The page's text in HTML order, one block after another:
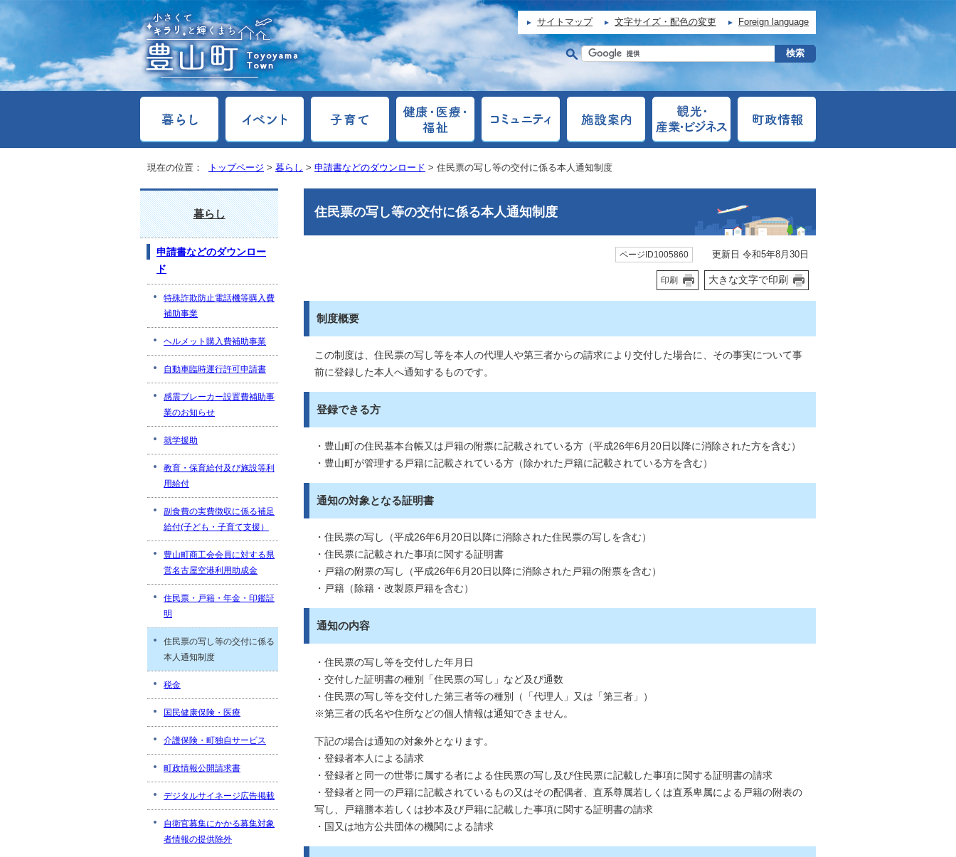
サイトマップ 文字サイズ・配色の変更 Foreign language
現在の位置： トップページ > 暮らし > 申請書などのダウンロード > 住民票の写し等の交付に係る本人通知制度
住民票の写し等の交付に係る本人通知制度
ページID1005860 更新日 令和5年8月30日
印刷 大きな文字で印刷
制度概要
この制度は、住民票の写し等を本人の代理人や第三者からの請求により交付した場合に、その事実について事
前に登録した本人へ通知するものです。
登録できる方
・豊山町の住民基本台帳又は戸籍の附票に記載されている方（平成26年6月20日以降に消除された方を含む）
・豊山町が管理する戸籍に記載されている方（除かれた戸籍に記載されている方を含む）
通知の対象となる証明書
・住民票の写し（平成26年6月20日以降に消除された住民票の写しを含む）
・住民票に記載された事項に関する証明書
・戸籍の附票の写し（平成26年6月20日以降に消除された戸籍の附票を含む）
・戸籍（除籍・改製原戸籍を含む）
通知の内容
・住民票の写し等を交付した年月日
・交付した証明書の種別「住民票の写し」など及び通数
・住民票の写し等を交付した第三者等の種別（「代理人」又は「第三者」）
※第三者の氏名や住所などの個人情報は通知できません。
下記の場合は通知の対象外となります。
・登録者本人による請求
・登録者と同一の世帯に属する者による住民票の写し及び住民票に記載した事項に関する証明書の請求
・登録者と同一の戸籍に記載されているもの又はその配偶者、直系尊属若しくは直系卑属による戸籍の附表の
写し、戸籍謄本若しくは抄本及び戸籍に記載した事項に関する証明書の請求
・国又は地方公共団体の機関による請求
暮らし
申請書などのダウンロー
ド
特殊詐欺防止電話機等購入費
補助事業
ヘルメット購入費補助事業
自動車臨時運行許可申請書
感震ブレーカー設置費補助事
業のお知らせ
就学援助
教育・保育給付及び施設等利
用給付
副食費の実費徴収に係る補足
給付(子ども・子育て支援）
豊山町商工会会員に対する県
営名古屋空港利用助成金
住民票・戸籍・年金・印鑑証
明
住民票の写し等の交付に係る
本人通知制度
税金
国民健康保険・医療
介護保険・町独自サービス
町政情報公開請求書
デジタルサイネージ広告掲載
自衛官募集にかかる募集対象
者情報の提供除外